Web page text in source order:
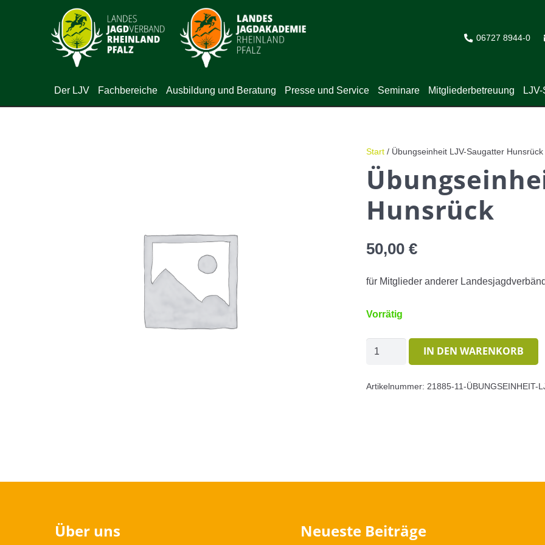
06727 8944-0
Der LJV Fachbereiche Ausbildung und Beratung Presse und Service Seminare Mitgliederbetreuung
Start / Übungseinheit LJV-Saugatter Hunsrück
Hunsrück
50,00€
für Mitglieder anderer
Vorrätig
Übungseinheit
Saugatter
IN DEN WARENKORB
Artikelnummer:21885-11-ÜBUNGSEINHEIT-
Über uns Neueste Beiträge